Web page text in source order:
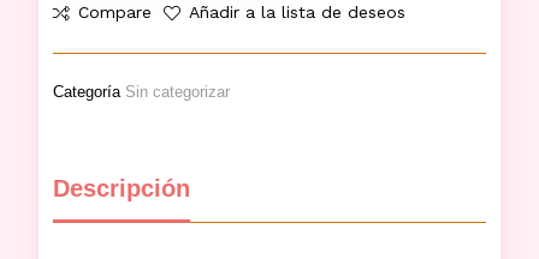
Compare Añadir a la lista de deseos
Categoría Sin categorizar
Descripción